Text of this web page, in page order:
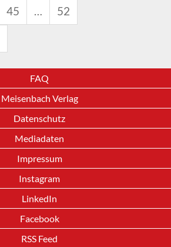
45 … 52
FAQ
Meisenbach Verlag
Datenschutz
Mediadaten
Impressum
Instagram
LinkedIn
Facebook
RSS Feed